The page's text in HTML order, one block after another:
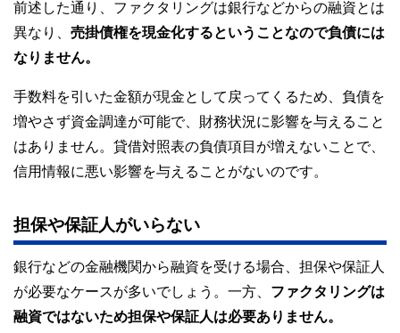
前述した通り、ファクタリングは銀行などからの融資とは
異なり、 売掛債権を現金化するということなので負債には
なりません。
手数料を引いた金額が現金として戻ってくるため、負債を
増やさず資金調達が可能で、財務状況に影響を与えること
はありません。貸借対照表の負債項目が増えないことで、
信用情報に悪い影響を与えることがないのです。
担保や保証人がいらない
銀行などの金融機関から融資を受ける場合、担保や保証人
が必要なケースが多いでしょう。一方、 ファクタリングは
融資ではないため担保や保証人は必要ありません。